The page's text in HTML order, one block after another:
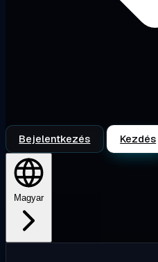
Bejelentkezés Kezdés
Magyar